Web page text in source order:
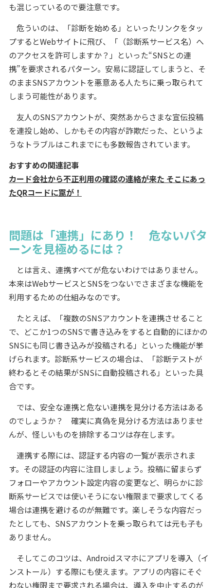
も混じっているので要注意です。
危ういのは、「診断を始める」といったリンクをタッ
プするとWebサイトに飛び、「（診断系サービス名）へ
のアクセスを許可しますか？」といった“SNSとの連
携”を要求されるパターン。安易に認証してしまうと、そ
のままSNSアカウントを悪意ある人たちに乗っ取られて
しまう可能性があります。
友人のSNSアカウントが、突然あからさまな宣伝投稿
を連投し始め、しかもその内容が詐欺だった、というよ
うなトラブルはこれまでにも多数報告されています。
おすすめの関連記事
カード会社から不正利用の確認の連絡が来た そこにあっ
たQRコードに罠が！
問題は「連携」にあり！ 危ないパタ
ーンを見極めるには？
とは言え、連携すべてが危ないわけではありません。
本来はWebサービスとSNSをつないでさまざまな機能を
利用するための仕組みなのです。
たとえば、「複数のSNSアカウントを連携させること
で、どこか1つのSNSで書き込みをすると自動的にほかの
SNSにも同じ書き込みが投稿される」といった機能が挙
げられます。診断系サービスの場合は、「診断テストが
終わるとその結果がSNSに自動投稿される」といった具
合です。
では、安全な連携と危ない連携を見分ける方法はある
のでしょうか？ 確実に真偽を見分ける方法はありませ
んが、怪しいものを排除するコツは存在します。
連携する際には、認証する内容の一覧が表示されま
す。その認証の内容に注目しましょう。投稿に留まらず
フォローやアカウント設定内容の変更など、明らかに診
断系サービスでは使いそうにない権限まで要求してくる
場合は連携を避けるのが無難です。楽しそうな内容だっ
たとしても、SNSアカウントを乗っ取られては元も子も
ありません。
そしてこのコツは、Androidスマホにアプリを導入（イ
ンストール）する際にも使えます。アプリの内容にそぐ
わない権限まで要求される場合は、導入を中止するのが